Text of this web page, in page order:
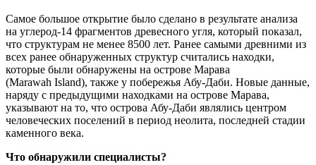
Самое большое открытие было сделано в результате анализа
на углерод-14 фрагментов древесного угля, который показал,
что структурам не менее 8500 лет. Ранее самыми древними из
всех ранее обнаруженных структур считались находки,
которые были обнаружены на острове Марава
(Marawah Island), также у побережья Абу-Даби. Новые данные,
наряду с предыдущими находками на острове Марава,
указывают на то, что острова Абу-Даби являлись центром
человеческих поселений в период неолита, последней стадии
каменного века.
Что обнаружили специалисты?